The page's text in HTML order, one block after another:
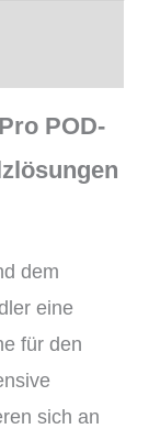
POD-
dem
eine
für den
sich an